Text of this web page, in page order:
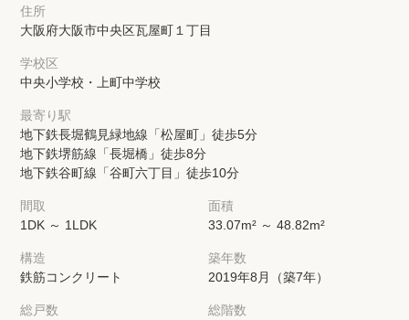
住所
大阪府大阪市中央区瓦屋町１丁目
学校区
中央小学校・上町中学校
最寄り駅
地下鉄長堀鶴見緑地線「松屋町」徒歩5分
地下鉄堺筋線「長堀橋」徒歩8分
地下鉄谷町線「谷町六丁目」徒歩10分
間取
1DK ～ 1LDK
面積
33.07m² ～ 48.82m²
構造
鉄筋コンクリート
築年数
2019年8月（築7年）
総戸数
総階数